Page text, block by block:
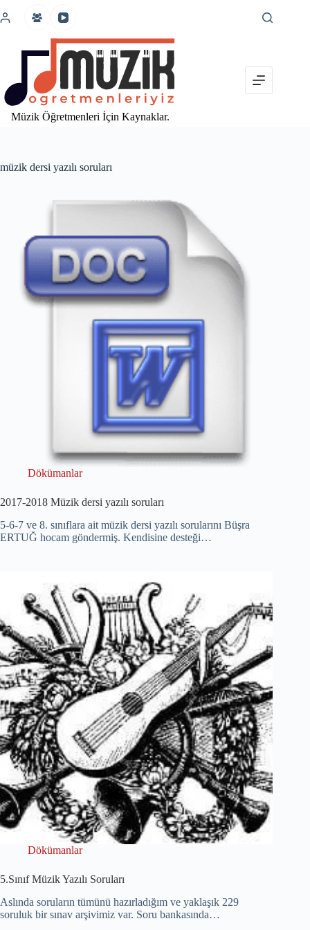
atla
Müzik Öğretmenleri İçin Kaynaklar.
müzik dersi yazılı soruları
Dökümanlar
2017-2018 Müzik dersi yazılı soruları
5-6-7 ve 8. sınıflara ait müzik dersi yazılı sorularını Büşra
ERTUĞ hocam göndermiş. Kendisine desteği…
Dökümanlar
5.Sınıf Müzik Yazılı Soruları
Aslında soruların tümünü hazırladığım ve yaklaşık 229
soruluk bir sınav arşivimiz var. Soru bankasında…